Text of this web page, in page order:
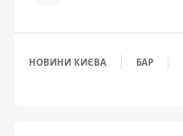
НОВИНИ КИЄВА БАР